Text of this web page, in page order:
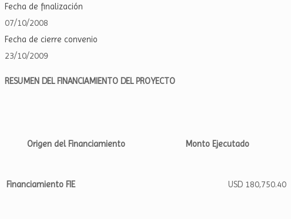
Fecha de finalización
07/10/2008
Fecha de cierre convenio
23/10/2009
RESUMEN DEL FINANCIAMIENTO DEL PROYECTO
Origen del Financiamiento Monto Ejecutado
Financiamiento FIE USD 180,750.40